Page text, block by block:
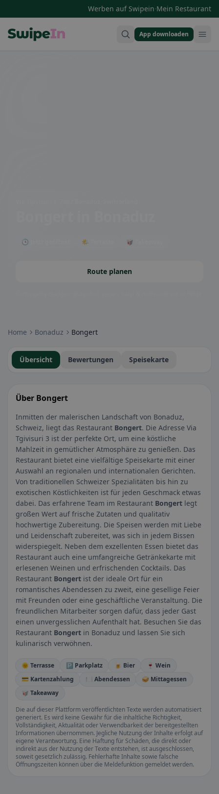
Werben auf Swipein·Mein Restaurant
App downloaden
🕒 Jetzt geöffnet 🌤 Terrasse 🥡 Takeaway
Route planen
Home Bonaduz Bongert
Übersicht Bewertungen Speisekarte
Über Bongert
Inmitten der malerischen Landschaft von Bonaduz,
Schweiz, liegt das Restaurant Bongert. Die Adresse Via
Tgivisuri 3 ist der perfekte Ort, um eine köstliche
Mahlzeit in gemütlicher Atmosphäre zu genießen. Das
Restaurant bietet eine vielfältige Speisekarte mit einer
Auswahl an regionalen und internationalen Gerichten.
Von traditionellen Schweizer Spezialitäten bis hin zu
exotischen Köstlichkeiten ist für jeden Geschmack etwas
dabei. Das erfahrene Team im Restaurant Bongert legt
großen Wert auf frische Zutaten und qualitativ
hochwertige Zubereitung. Die Speisen werden mit Liebe
und Leidenschaft zubereitet, was sich in jedem Bissen
widerspiegelt. Neben dem exzellenten Essen bietet das
Restaurant auch eine umfangreiche Getränkekarte mit
erlesenen Weinen und erfrischenden Cocktails. Das
Restaurant Bongert ist der ideale Ort für ein
romantisches Abendessen zu zweit, eine gesellige Feier
mit Freunden oder eine geschäftliche Veranstaltung. Die
freundlichen Mitarbeiter sorgen dafür, dass jeder Gast
einen unvergesslichen Aufenthalt hat. Besuchen Sie das
Restaurant Bongert in Bonaduz und lassen Sie sich
kulinarisch verwöhnen.
🌞 Terrasse 🅿️ Parkplatz 🍺 Bier
🍷 Wein
💳 Kartenzahlung
🍽️ Abendessen
🥪 Mittagessen
🥡 Takeaway
Die auf dieser Plattform veröffentlichten Texte werden automatisiert
generiert. Es wird keine Gewähr für die inhaltliche Richtigkeit,
Vollständigkeit, Aktualität oder Verwendbarkeit der bereitgestellten
Informationen übernommen. Jegliche Nutzung der Inhalte erfolgt auf
eigene Verantwortung. Eine Haftung für Schäden, die direkt oder
indirekt aus der Nutzung der Texte entstehen, ist ausgeschlossen,
soweit gesetzlich zulässig. Fehlerhafte Inhalte sowie falsche
Öffnungszeiten können über die Meldefunktion gemeldet werden.